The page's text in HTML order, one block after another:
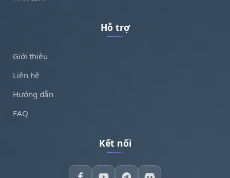
Hỗ trợ
Giới thiệu
Liên hệ
Hướng dẫn
FAQ
Kết nối